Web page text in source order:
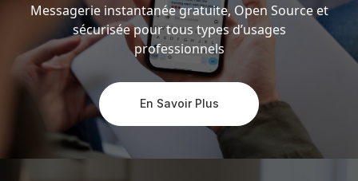
Messagerie instantanée gratuite, Open Source et
sécurisée pour tous types d’usages
professionnels
En Savoir Plus